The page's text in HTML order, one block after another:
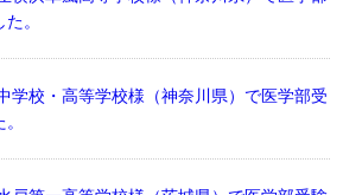
。
学校・高等学校様（神奈川県）で医学部受